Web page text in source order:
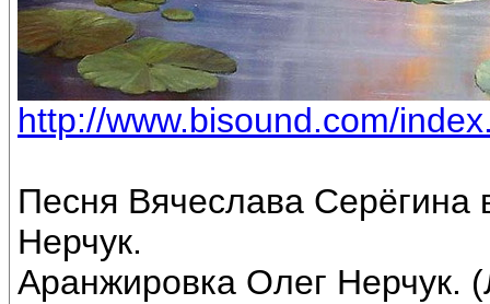
http://www.bisound.com/
Песня Вячеслава
Нерчук.
Аранжировка Олег Нерчук.